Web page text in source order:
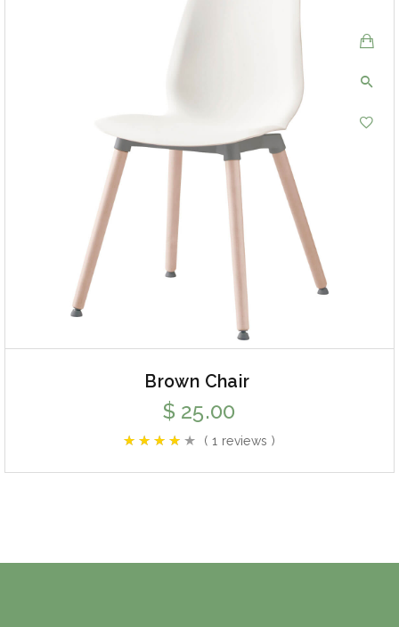
Brown Chair
$ 25.00
( 1 reviews )